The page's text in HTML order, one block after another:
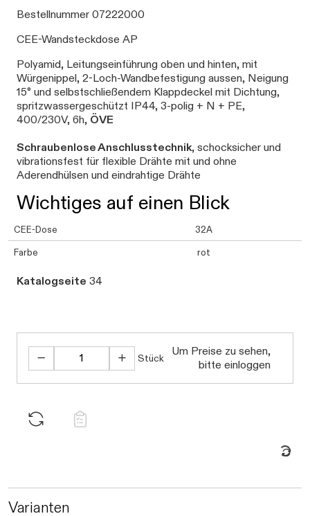
Bestellnummer 07222000
CEE-Wandsteckdose AP
Polyamid, Leitungseinführung oben und hinten, mit
Würgenippel, 2-Loch-Wandbefestigung aussen, Neigung
15° und selbstschließendem Klappdeckel mit Dichtung,
spritzwassergeschützt IP44, 3-polig + N + PE,
400/230V, 6h, ÖVE
Schraubenlose Anschlusstechnik, schocksicher und
vibrationsfest für flexible Drähte mit und ohne
Aderendhülsen und eindrahtige Drähte
Wichtiges auf einen Blick
CEE-Dose 32A
Farbe rot
Katalogseite 34
Stück
Um Preise zu sehen,
bitte einloggen
Varianten